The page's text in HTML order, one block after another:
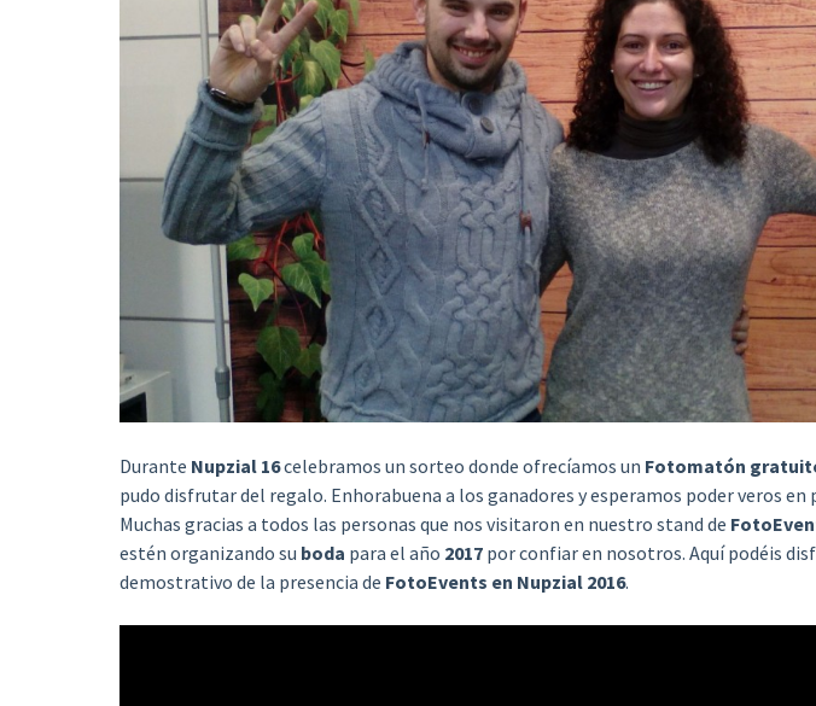
Durante Nupzial 16celebramos un sorteo donde ofrecíamos un Fotomatón
pudo disfrutar del regalo. Enhorabuena a los ganadores y esperamos poder veros en
Muchas gracias a todos las personas que nos visitaron en nuestro stand de
estén organizando su boda para el año 2017por confiar en nosotros. Aquí podéis
demostrativo de la presencia de FotoEvents en Nupzial 2016.